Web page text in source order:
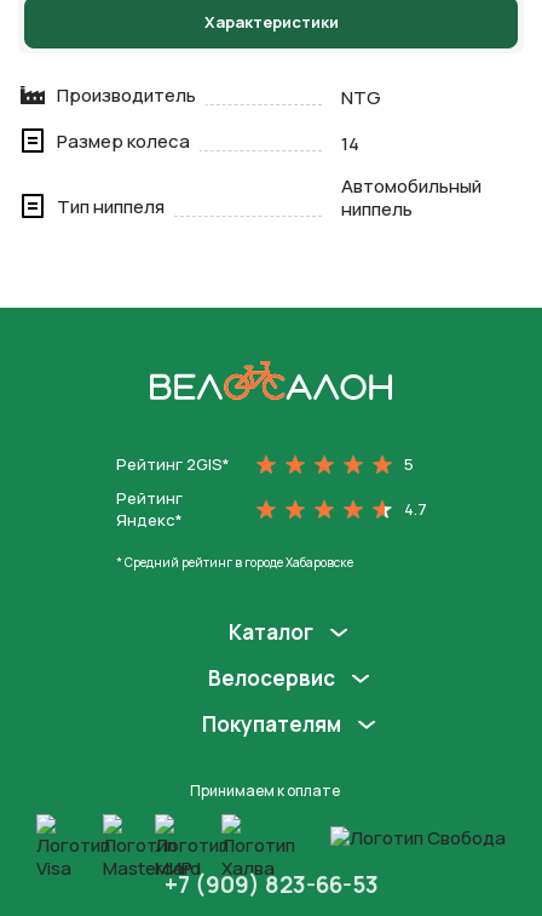
Характеристики
Производитель
NTG
Размер колеса
14
Тип ниппеля
Автомобильный
ниппель
Рейтинг 2GIS*
5
Рейтинг
Яндекс*
4.7
* Средний рейтинг в городе Хабаровске
Каталог
Велосервис
Покупателям
Принимаем к оплате
+7 (909) 823-66-53